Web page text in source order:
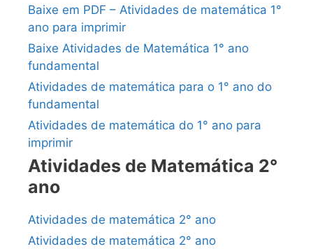
Baixe em PDF – Atividades de matemática 1°
ano para imprimir
Baixe Atividades de Matemática 1° ano
fundamental
Atividades de matemática para o 1° ano do
fundamental
Atividades de matemática do 1° ano para
imprimir
Atividades de Matemática 2°
ano
Atividades de matemática 2° ano
Atividades de matemática 2° ano